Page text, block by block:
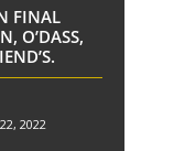
FINAL
O’DASS,
2022